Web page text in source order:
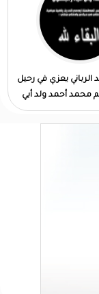
الرباني يعزي في رحيل
محمد أحمد ولد أبي